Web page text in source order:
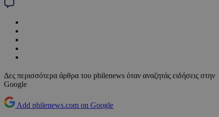
Δες περισσότερα άρθρα του philenews όταν αναζητάς ειδήσεις στην
Google
Add philenews.com on Google